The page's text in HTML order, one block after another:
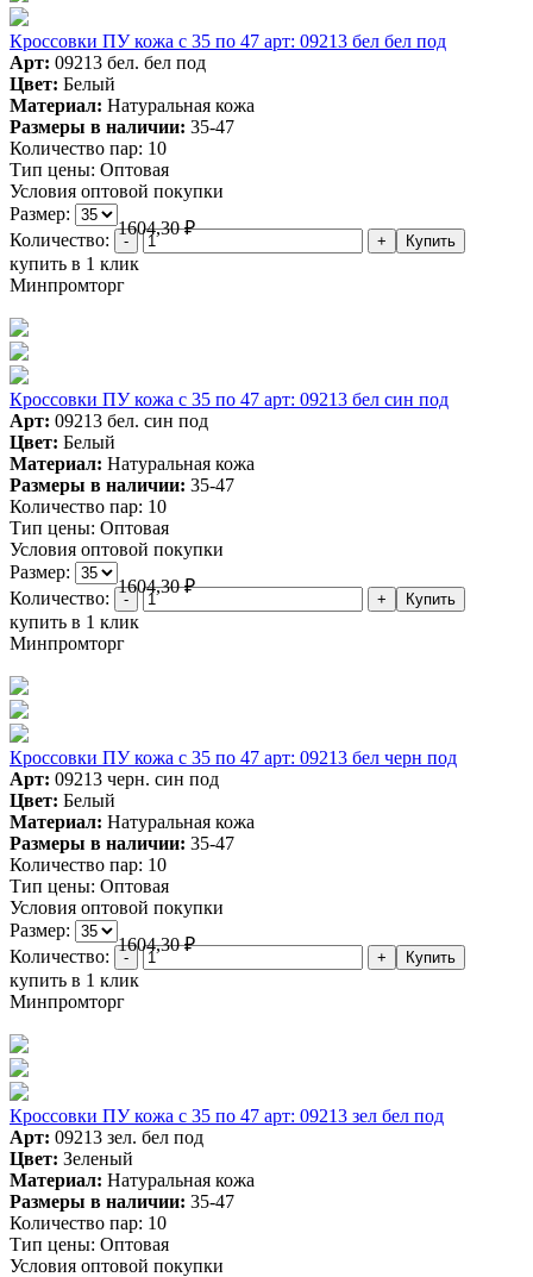
Кроссовки ПУ кожа c 35 по 47 арт: 09213 бел бел под
Арт: 09213 бел. бел под
Цвет: Белый
Материал: Натуральная кожа
Размеры в наличии: 35-47
Количество пар: 10
Тип цены: Оптовая
Условия оптовой покупки
Размер:
1604,30₽
Количество:
купить в 1 клик
Минпромторг
Кроссовки ПУ кожа c 35 по 47 арт: 09213 бел син под
Арт: 09213 бел. син под
Цвет: Белый
Материал: Натуральная кожа
Размеры в наличии: 35-47
Количество пар: 10
Тип цены: Оптовая
Условия оптовой покупки
Размер:
1604,30₽
Количество:
купить в 1 клик
Минпромторг
Кроссовки ПУ кожа c 35 по 47 арт: 09213 бел черн под
Арт: 09213 черн. син под
Цвет: Белый
Материал: Натуральная кожа
Размеры в наличии: 35-47
Количество пар: 10
Тип цены: Оптовая
Условия оптовой покупки
Размер:
1604,30₽
Количество:
купить в 1 клик
Минпромторг
Кроссовки ПУ кожа c 35 по 47 арт: 09213 зел бел под
Арт: 09213 зел. бел под
Цвет: Зеленый
Материал: Натуральная кожа
Размеры в наличии: 35-47
Количество пар: 10
Тип цены: Оптовая
Условия оптовой покупки